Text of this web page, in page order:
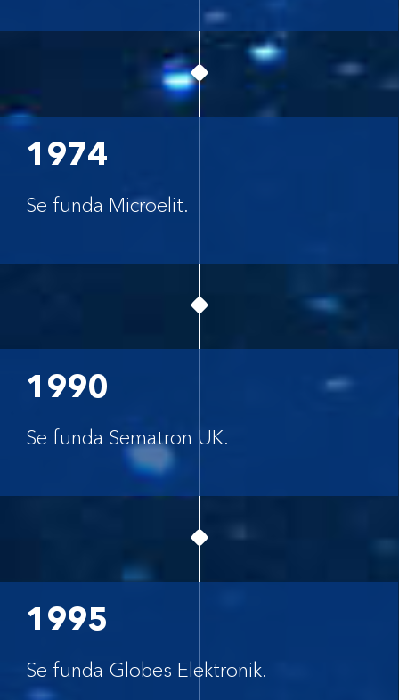
1974
Se funda Microelit.
1990
Se funda Sematron UK.
1995
Se funda Globes Elektronik.